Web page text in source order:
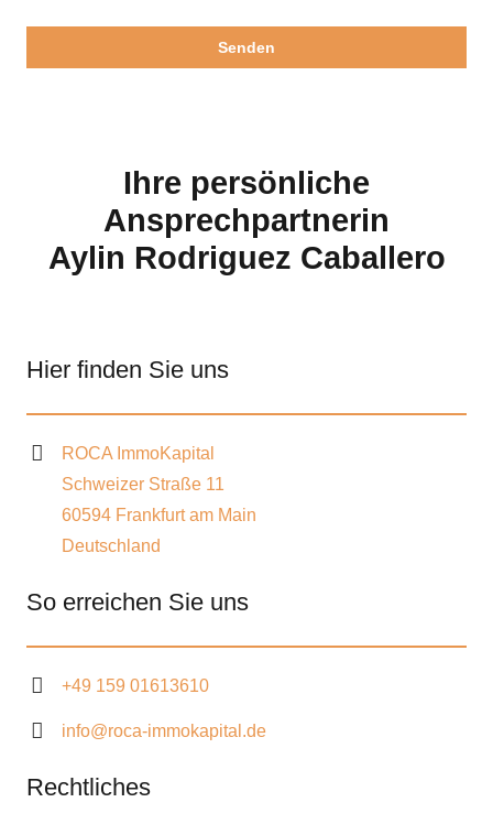
Ihre persönliche
Ansprechpartnerin
Aylin Rodriguez Caballero
Hier finden Sie uns
ROCA ImmoKapital
Schweizer Straße 11
60594 Frankfurt am Main
Deutschland
So erreichen Sie uns
+49 159 01613610
info@roca-immokapital.de
Rechtliches